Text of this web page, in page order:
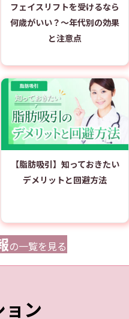
フェイスリフトを受けるなら
何歳がいい？～年代別の効果
と注意点
【脂肪吸引】知っておきたい
デメリットと回避方法
の一覧を見る
ン